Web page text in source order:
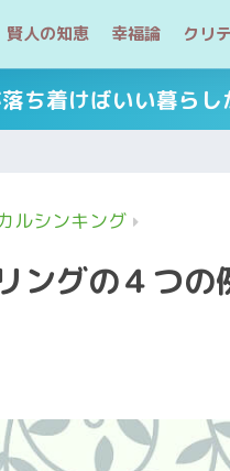
賢人の知恵 幸福論 クリ
ち着けばいい暮ら
ルシンキング
ングの４つの